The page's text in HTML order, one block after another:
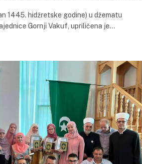
1445. hidžretske godine) u džematu
Gornji Vakuf, upriličena je…